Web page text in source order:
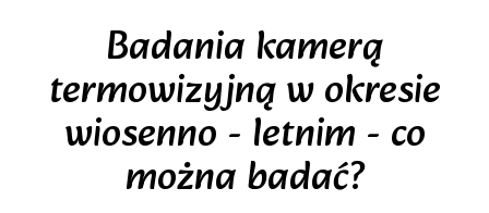
Badania kamerą
termowizyjną w okresie
wiosenno - letnim - co
można badać?